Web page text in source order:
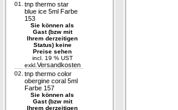
01.
tnp thermo star
blue ice 5ml Farbe
153
Sie können als
Gast (bzw mit
Ihrem derzeitigen
Status) keine
Preise sehen
incl. 19 % UST
exkl. Versandkosten
02. tnp thermo color
obergine coral 5ml
Farbe 157
Sie können als
Gast (bzw mit
Ihrem derzeitigen